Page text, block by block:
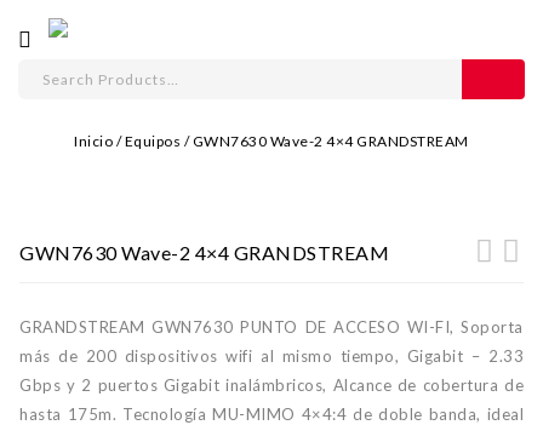
Inicio /Equipos /GWN7630 Wave-2 4×4 GRANDSTREAM
GWN7630 Wave-2 4×4 GRANDSTREAM
GRANDSTREAM GWN7630 PUNTO DE ACCESO WI-FI, Soporta
más de 200 dispositivos wifi al mismo tiempo, Gigabit – 2.33
Gbps y 2 puertos Gigabit inalámbricos, Alcance de cobertura de
hasta 175m. Tecnología MU-MIMO 4×4:4 de doble banda, ideal